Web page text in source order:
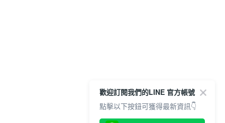
歡迎訂閱我們的LINE 官方帳號
點擊以下按鈕可獲得最新資訊👇